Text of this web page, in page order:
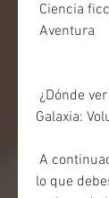
Ciencia
Aventura
Galaxia:
lo que